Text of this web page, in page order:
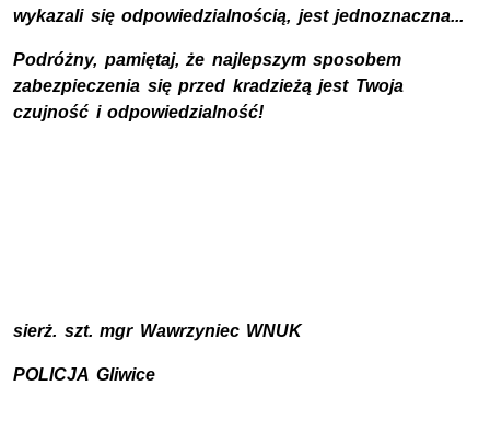
wykazali się odpowiedzialnością, jest jednoznaczna...
Podróżny, pamiętaj, że najlepszym sposobem
zabezpieczenia się przed kradzieżą jest Twoja
czujność i odpowiedzialność!
sierż. szt. mgr Wawrzyniec WNUK
POLICJA Gliwice